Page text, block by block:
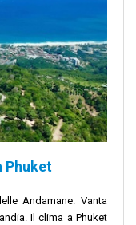
Phuket
Andamane. Vanta
Il clima a Phuket